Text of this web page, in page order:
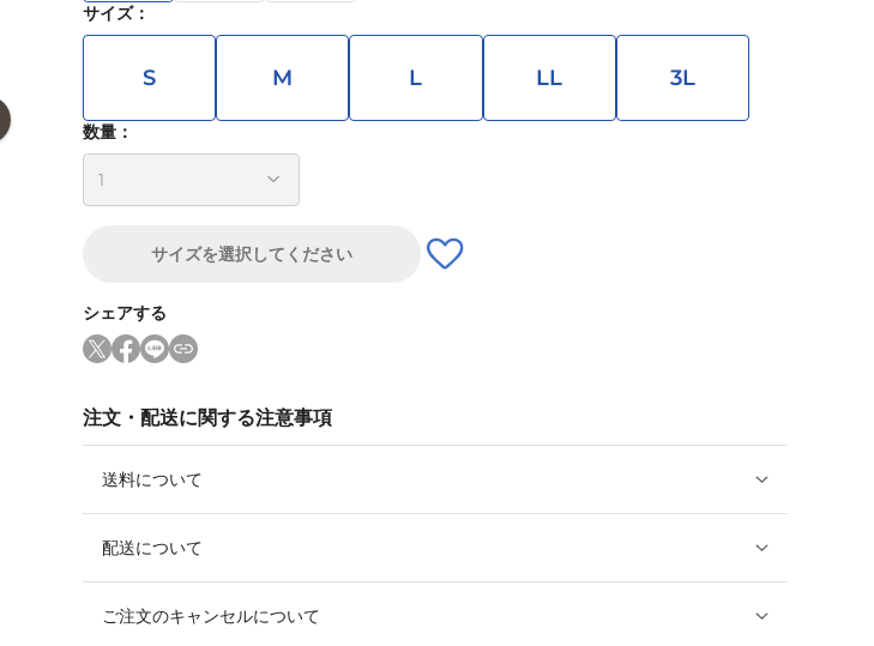
サイズ：
S M L LL 3L
数量：
サイズを選択してください
シェアする
注文・配送に関する注意事項
送料について
配送について
ご注文のキャンセルについて